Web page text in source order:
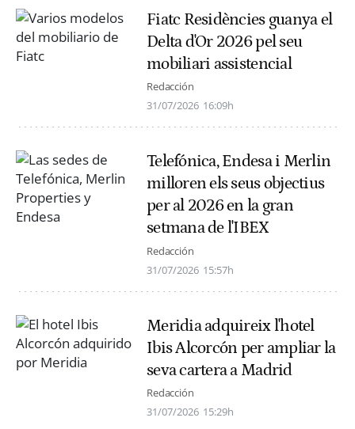
Fiatc Residències guanya el
Delta d'Or 2026 pel seu
mobiliari assistencial
Redacción
31/07/2026 16:09h
Telefónica, Endesa i Merlin
milloren els seus objectius
per al 2026 en la gran
setmana de l'IBEX
Redacción
31/07/2026 15:57h
Meridia adquireix l'hotel
Ibis Alcorcón per ampliar la
seva cartera a Madrid
Redacción
31/07/2026 15:29h